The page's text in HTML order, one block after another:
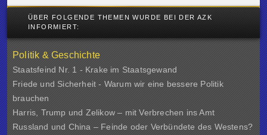
ÜBER FOLGENDE THEMEN WURDE BEI DER AZK
INFORMIERT:
Politik & Geschichte
Staatsfeind Nr. 1 - Krake im Staatsgewand
Friede und Sicherheit - Warum wir eine bessere Politik
brauchen
Harris, Trump und Zelikow – mit Verbrechen ins Amt
Russland und China – Feinde oder Verbündete des Westens?